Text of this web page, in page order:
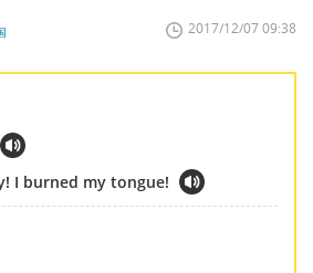
2017/12/07 09:38
I burned my tongue!